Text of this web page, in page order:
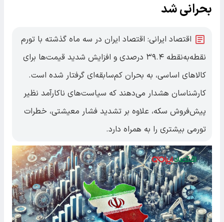
بحرانی شد
اقتصاد ایرانی: اقتصاد ایران در سه ماه گذشته با تورم
نقطه‌به‌نقطه ۳۹.۴ درصدی و افزایش شدید قیمت‌ها برای
کالاهای اساسی، به بحران کم‌سابقه‌ای گرفتار شده است.
کارشناسان هشدار می‌دهند که سیاست‌های ناکارآمد نظیر
پیش‌فروش سکه، علاوه بر تشدید فشار معیشتی، خطرات
تورمی بیشتری را به همراه دارد.